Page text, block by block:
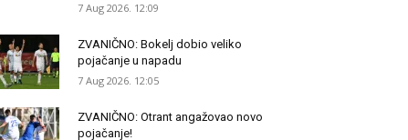
7 Aug 2026. 12:09
ZVANIČNO: Bokelj dobio veliko
pojačanje u napadu
7 Aug 2026. 12:05
ZVANIČNO: Otrant angažovao novo
pojačanje!